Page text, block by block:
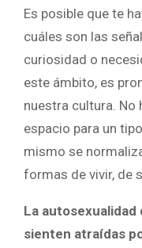
Es posible que te
cuáles son las
curiosidad o
este ámbito, es
nuestra cultura. No
espacio para un
mismo se
formas de vivir, de
La autosexualidad
sienten atraídas